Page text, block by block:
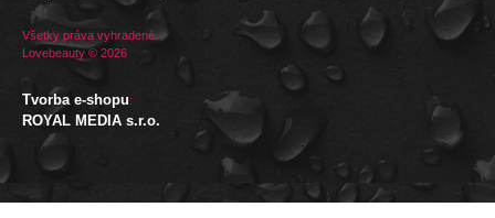
Všetky práva vyhradené.
Lovebeauty © 2026
Tvorba e-shopu:
ROYAL MEDIA s.r.o.